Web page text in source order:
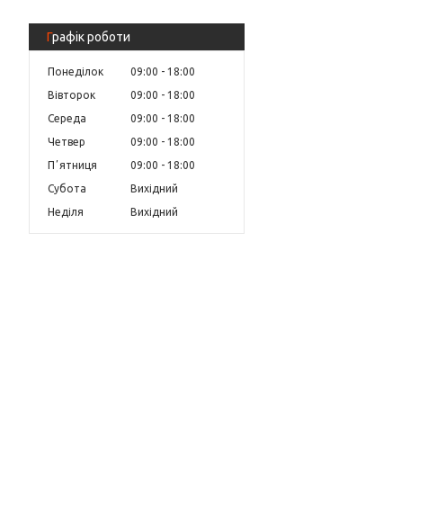
Графік роботи
Понеділок 09:00
18:00
Вівторок
09:00
18:00
Середа
09:00
18:00
Четвер
09:00
18:00
Пʼятниця
09:00
18:00
Субота
Вихідний
Неділя
Вихідний